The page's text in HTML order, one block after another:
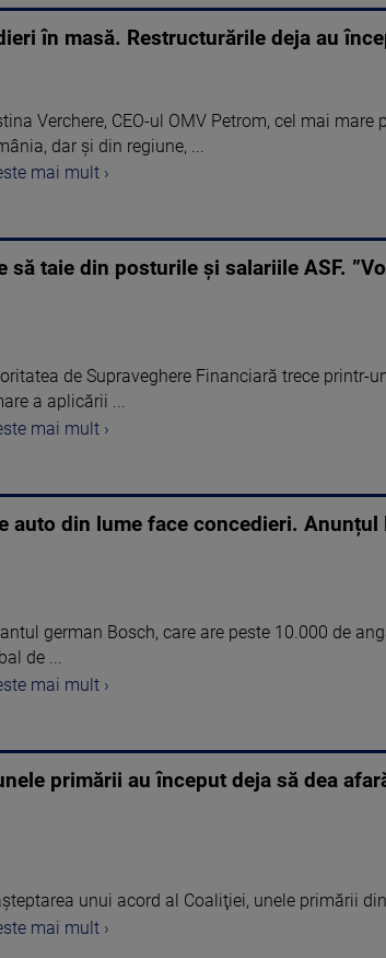
în masă. Restructurările deja au
Verchere, CEO-ul OMV Petrom, cel mai
dar şi din regiune, ...
mai mult ›
să taie din posturile și salariile ASF.
de Supraveghere Financiară trece printr-
a aplicării ...
mai mult ›
auto din lume face concedieri. Anunțul
german Bosch, care are peste 10.000 de
de ...
mai mult ›
primării au început deja să dea
unui acord al Coaliţiei, unele primării
mai mult ›